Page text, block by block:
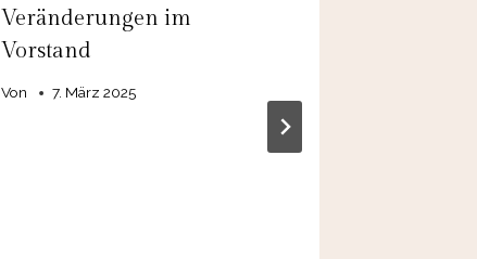
Veränderungen im
Vorstand
Von 7. März 2025